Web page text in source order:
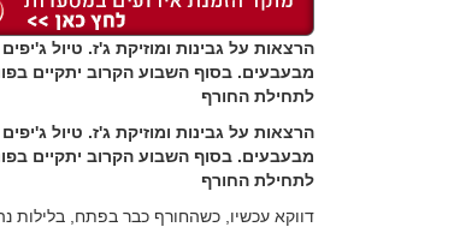
הרצאות על גבינות ומוזיקת ג'ז. טיול
מבעבעים. בסוף השבוע הקרוב יתקיים
לתחילת החורף
הרצאות על גבינות ומוזיקת ג'ז. טיול
מבעבעים. בסוף השבוע הקרוב יתקיים
לתחילת החורף
דווקא עכשיו, כשהחורף כבר בפתח, בלילות